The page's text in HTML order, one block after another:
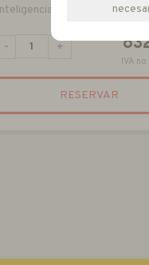
Artificial
IVA
- +
RESERVAR